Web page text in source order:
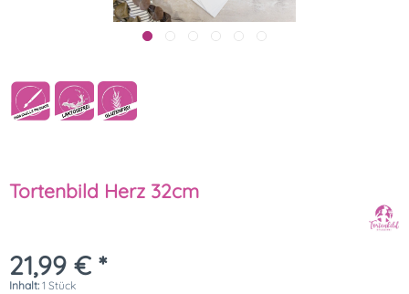
Tortenbild Herz 32cm
21,99 € *
Inhalt: 1 Stück